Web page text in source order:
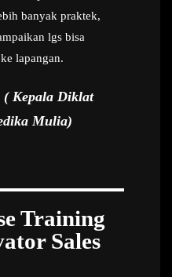
banyak praktek,
lgs bisa
lapangan.
Kepala Diklat
Mulia)
Training
Sales